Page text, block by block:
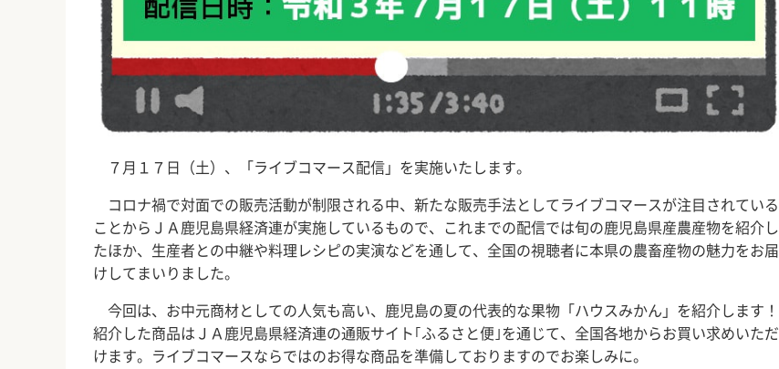
７月１７日（土）、「ライブコマース配信」を実施いたします。
コロナ禍で対面での販売活動が制限される中、新たな販売手法としてライブコマースが注目されている
ことからＪＡ鹿児島県経済連が実施しているもので、これまでの配信では旬の鹿児島県産農産物を紹介し
たほか、生産者との中継や料理レシピの実演などを通して、全国の視聴者に本県の農畜産物の魅力をお届
けしてまいりました。
今回は、お中元商材としての人気も高い、鹿児島の夏の代表的な果物「ハウスみかん」を紹介します！
紹介した商品はＪＡ鹿児島県経済連の通販サイト｢ふるさと便｣を通じて、全国各地からお買い求めいただ
けます。ライブコマースならではのお得な商品を準備しておりますのでお楽しみに。